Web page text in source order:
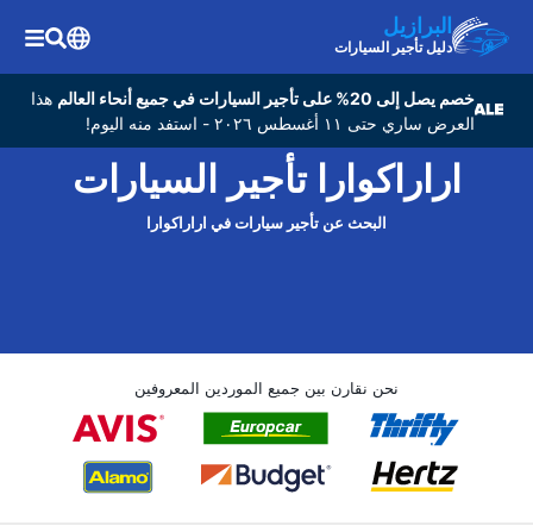
البرازيل
دليل تأجير السيارات
خصم يصل إلى 20% على تأجير السيارات في جميع أنحاء العالم
هذا
العرض ساري حتى ١١ أغسطس ٢٠٢٦ - استفد منه اليوم!
اراراكوارا تأجير السيارات
البحث عن تأجير سيارات في اراراكوارا
نحن نقارن بين جميع الموردين المعروفين